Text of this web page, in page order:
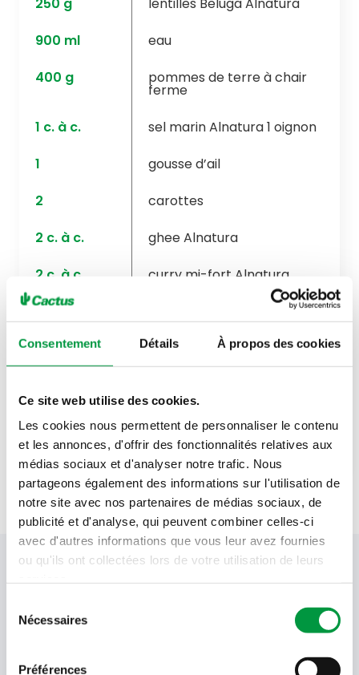
Consentement Détails À propos des cookies
Ce site web utilise des cookies.
Les cookies nous permettent de personnaliser le contenu
et les annonces, d'offrir des fonctionnalités relatives aux
médias sociaux et d'analyser notre trafic. Nous
partageons également des informations sur l'utilisation de
notre site avec nos partenaires de médias sociaux, de
publicité et d'analyse, qui peuvent combiner celles-ci
avec d'autres informations que vous leur avez fournies
ou qu'ils ont collectées lors de votre utilisation de leurs
Nécessaires
Préférences
900 ml
eau
400 g pommes de terre à chair
ferme
1 c. à c.
sel marin Alnatura 1 oignon
1
gousse d’ail
2
carottes
2 c. à c.
ghee Alnatura
2 c. à c.
curry mi-fort Alnatura
200ml bouillon de légumes sans
extrait de levure Alnatura
1
5pincées
poivre noir moulu Alnatura
1 c. à c. sirop d’agave Alnatura
Votre newsletter Cactus
Offres, recettes, promotions et offres exclusives en
réception !